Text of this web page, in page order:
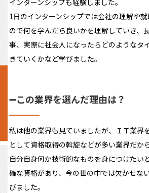
インターンシップも経験しました。
1日のインターンシップでは会社の理解や
ので何を学んだら良いかを理解していき、
事、実際に社会人になったらどのようなタ
きていくかなど学びました。
➖この業界を選んだ理由は？
私は他の業界も見ていましたが、ＩＴ業界
として資格取得の斡旋などが多い業界だから
自分自身何か技術的なものを身につけたい
確な資格があり、今の世の中では欠かせな
びました。